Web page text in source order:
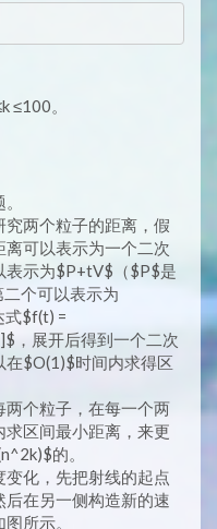
≤100。
两个粒子的距离，假
可以表示为一个二次
表示为$P+tV$（$P$是
个可以表示为
式$f(t) =
，展开后得到一个二次
在$O(1)$时间内求得区
两个粒子，在每一个两
区间最小距离，来更
的。
化，先把射线的起点
在另一侧构造新的速
所示。